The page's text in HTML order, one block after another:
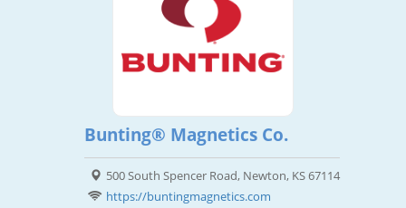
Bunting® Magnetics Co.
500 South Spencer Road, Newton, KS 67114
https://buntingmagnetics.com